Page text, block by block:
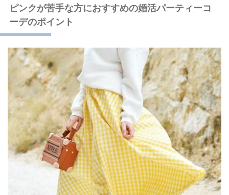
ピンクが苦手な方におすすめの婚活パーティーコ
ーデのポイント